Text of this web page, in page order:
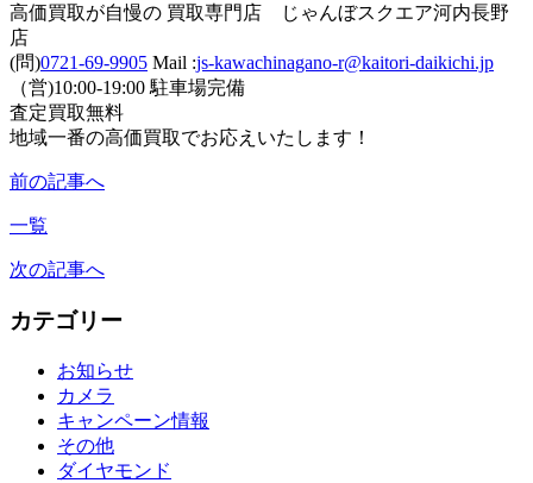
高価買取が自慢の 買取専門店 じゃんぼスクエア河内長野
店
(問)0721-69-9905 Mail :js-kawachinagano-r@kaitori-daikichi.jp
（営)10:00-19:00 駐車場完備
査定買取無料
地域一番の高価買取でお応えいたします！
前の記事へ
一覧
次の記事へ
カテゴリー
お知らせ
カメラ
キャンペーン情報
その他
ダイヤモンド